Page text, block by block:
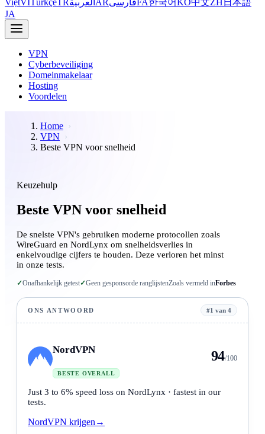
JA
VPN
Cyberbeveiliging
Domeinmakelaar
Hosting
Voordelen
Home
VPN
Beste VPN voor snelheid
Keuzehulp
Beste VPN voor snelheid
De snelste VPN's gebruiken moderne protocollen zoals
WireGuard en NordLynx om snelheidsverlies in
enkelvoudige cijfers te houden. Deze verloren het minst
in onze tests.
✓Onafhankelijk getest✓Geen gesponsorde ranglijstenZoals vermeld inForbes
ONS ANTWOORD #1 van 4
NordVPN
BESTE OVERALL
94/100
Just 3 to 6% speed loss on NordLynx · fastest in our
tests.
NordVPN krijgen →